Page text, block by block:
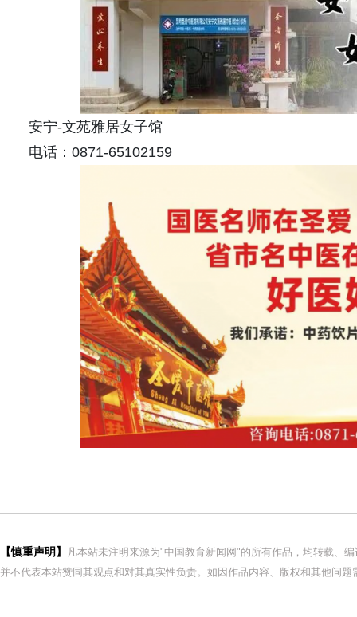
安宁-文苑雅居女子馆
电话：0871-65102159
【慎重声明】
凡本站未注明来源为"中国教育新闻网"的所有作品，均转载、
并不代表本站赞同其观点和对其真实性负责。如因作品内容、版权和其他问